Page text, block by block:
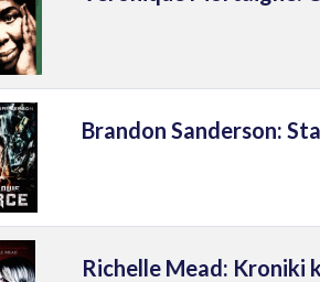
Brandon Sanderson:
Richelle Mead: Kroniki